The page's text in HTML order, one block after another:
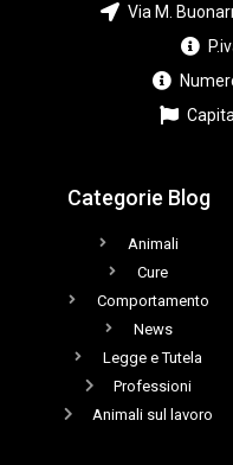
Via M.
Categorie Blog
Animali
Cure
Comportamento
News
Legge e Tutela
Professioni
Animali sul lavoro